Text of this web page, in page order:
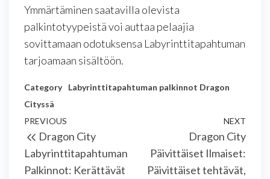
Ymmärtäminen saatavilla olevista
palkintotyypeistä voi auttaa pelaajia
sovittamaan odotuksensa Labyrinttitapahtuman
tarjoamaan sisältöön.
Category
Labyrinttitapahtuman palkinnot Dragon
Cityssä
Post
navigation
Previous
Post
PREVIOUS
Dragon City
Labyrinttitapahtuman
Palkinnot: Kerättävät
Post
NEXT
Dragon City
Päivittäiset Ilmaiset:
Päivittäiset tehtävät,